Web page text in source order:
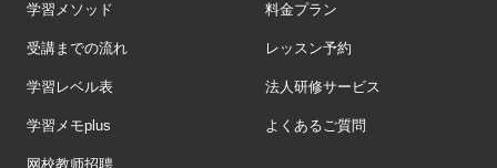
学習メソッド 料金プラン
受講までの流れ レッスン予約
学習レベル表 法人研修サービス
学習メモplus よくあるご質問
网校教师招聘